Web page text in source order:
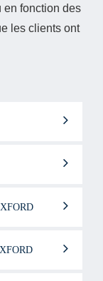
en fonction des
les clients ont